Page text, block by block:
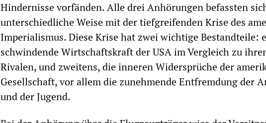
Hindernisse vorfänden. Alle drei Anhörungen befassten
unterschiedliche Weise mit der tiefgreifenden Krise des
Imperialismus. Diese Krise hat zwei wichtige Bestandteile:
schwindende Wirtschaftskraft der USA im Vergleich zu
Rivalen, und zweitens, die inneren Widersprüche der
Gesellschaft, vor allem die zunehmende Entfremdung der
und der Jugend.